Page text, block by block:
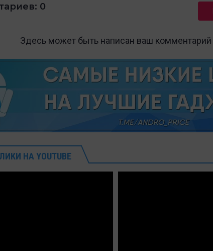
0
Здесь может быть написан ваш комментарий
НА YOUTUBE